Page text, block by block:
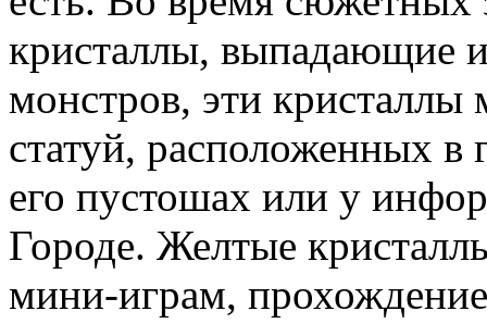
кристаллы, выпадающие
монстров, эти
статуй, расположенных
его пустошах или у
Городе. Желтые
мини-играм,